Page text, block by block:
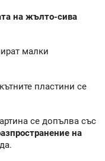
на жълто-сива
малки
пластини се
се допълва със
на